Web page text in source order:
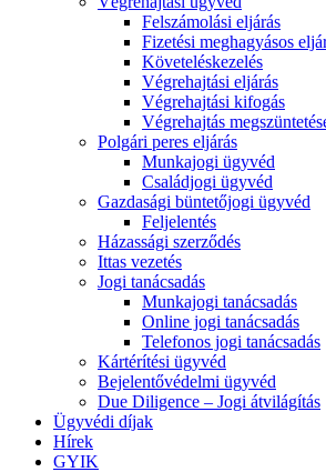
Felszámolási eljárás
Fizetési meghagyásos
Követeléskezelés
Végrehajtási eljárás
Végrehajtási kifogás
Végrehajtás
Polgári peres eljárás
Munkajogi ügyvéd
Családjogi ügyvéd
Gazdasági büntetőjogi ügyvéd
Feljelentés
Házassági szerződés
Ittas vezetés
Jogi tanácsadás
Munkajogi tanácsadás
Online jogi tanácsadás
Telefonos jogi tanácsadás
Kártérítési ügyvéd
Bejelentővédelmi ügyvéd
Due Diligence – Jogi átvilágítás
Ügyvédi díjak
Hírek
GYIK